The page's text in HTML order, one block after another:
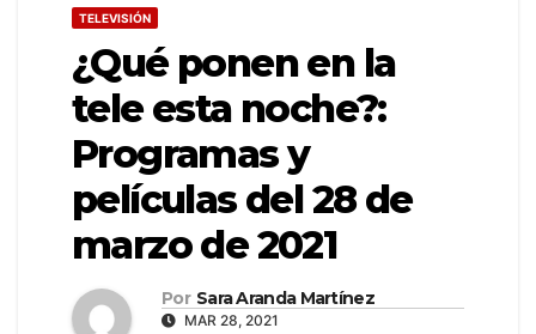
TELEVISIÓN
¿Qué ponen en la
tele esta noche?:
Programas y
películas del 28 de
marzo de 2021
Por Sara Aranda Martínez
MAR 28, 2021